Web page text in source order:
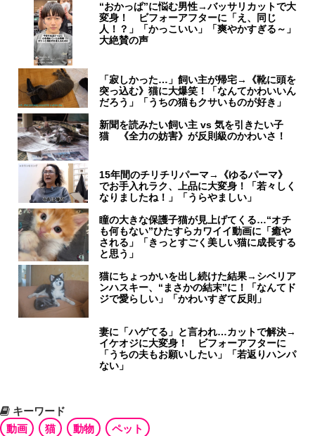
“おかっぱ”に悩む男性→バッサリカットで大
変身！ ビフォーアフターに「え、同じ
人！？」「かっこいい」「爽やかすぎる～」
大絶賛の声
「寂しかった…」飼い主が帰宅→《靴に頭を
突っ込む》猫に大爆笑！「なんてかわいいん
だろう」「うちの猫もクサいものが好き」
新聞を読みたい飼い主 vs 気を引きたい子
猫 《全力の妨害》が反則級のかわいさ！
15年間のチリチリパーマ→《ゆるパーマ》
でお手入れラク、上品に大変身！「若々しく
なりましたね！」「うらやましい」
瞳の大きな保護子猫が見上げてくる…“オチ
も何もない”ひたすらカワイイ動画に「癒や
される」「きっとすごく美しい猫に成長する
と思う」
猫にちょっかいを出し続けた結果→シベリア
ンハスキー、“まさかの結末”に！「なんてド
ジで愛らしい」「かわいすぎて反則」
妻に「ハゲてる」と言われ…カットで解決→
イケオジに大変身！ ビフォーアフターに
「うちの夫もお願いしたい」「若返りハンパ
ない」
キーワード
動画
猫 動物 ペット